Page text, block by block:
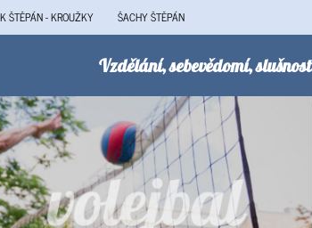
ŠTĚPÁN - KROUŽKY ŠACHY ŠTĚPÁN
Vzdělání, sebevědomí, slušnost